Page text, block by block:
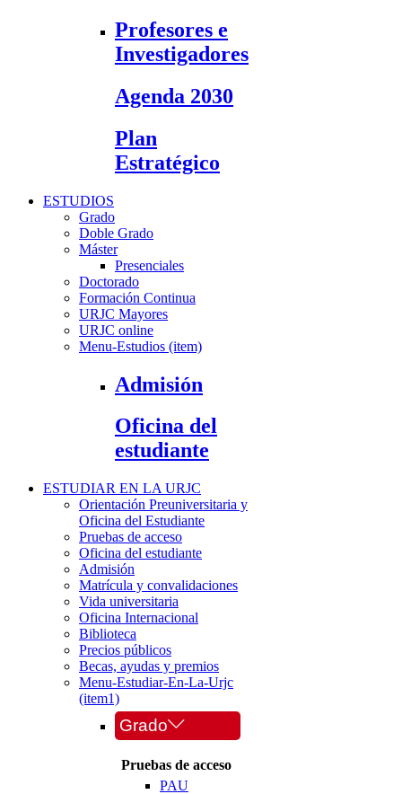
Profesores e
Investigadores
Agenda 2030
Plan
Estratégico
ESTUDIOS
Grado
Doble Grado
Máster
Presenciales
Doctorado
Formación Continua
URJC Mayores
URJC online
Menu-Estudios (item)
Admisión
Oficina del
estudiante
ESTUDIAR EN LA URJC
Orientación Preuniversitaria y
Oficina del Estudiante
Pruebas de acceso
Oficina del estudiante
Admisión
Matrícula y convalidaciones
Vida universitaria
Oficina Internacional
Biblioteca
Precios públicos
Becas, ayudas y premios
Menu-Estudiar-En-La-Urjc
(item1)
Grado
Pruebas de acceso
PAU